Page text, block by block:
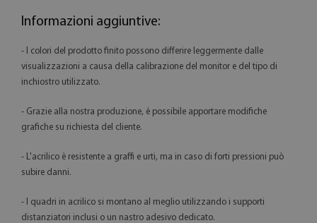
Informazioni aggiuntive:
- I colori del prodotto finito possono differire leggermente dalle
visualizzazioni a causa della calibrazione del monitor e del tipo di
inchiostro utilizzato.
- Grazie alla nostra produzione, è possibile apportare modifiche
grafiche su richiesta del cliente.
- L'acrilico è resistente a graffi e urti, ma in caso di forti pressioni può
subire danni.
- I quadri in acrilico si montano al meglio utilizzando i supporti
distanziatori inclusi o un nastro adesivo dedicato.